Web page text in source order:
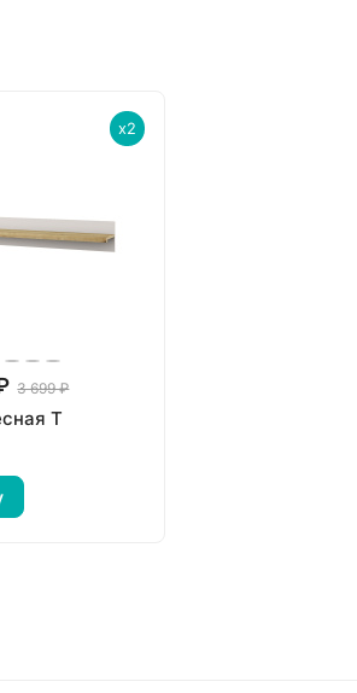
x2
3 699 ₽
T